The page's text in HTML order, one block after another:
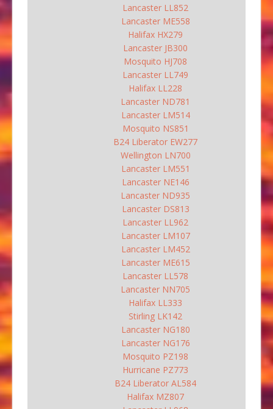
Lancaster LL852
Lancaster ME558
Halifax HX279
Lancaster JB300
Mosquito HJ708
Lancaster LL749
Halifax LL228
Lancaster ND781
Lancaster LM514
Mosquito NS851
B24 Liberator EW277
Wellington LN700
Lancaster LM551
Lancaster NE146
Lancaster ND935
Lancaster DS813
Lancaster LL962
Lancaster LM107
Lancaster LM452
Lancaster ME615
Lancaster LL578
Lancaster NN705
Halifax LL333
Stirling LK142
Lancaster NG180
Lancaster NG176
Mosquito PZ198
Hurricane PZ773
B24 Liberator AL584
Halifax MZ807